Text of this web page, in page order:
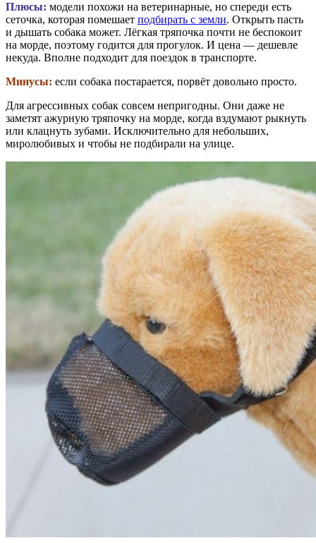
Плюсы: модели похожи на ветеринарные, но спереди есть
сеточка, которая помешает подбирать с земли. Открыть пасть
и дышать собака может. Лёгкая тряпочка почти не беспокоит
на морде, поэтому годится для прогулок. И цена — дешевле
некуда. Вполне подходит для поездок в транспорте.
Минусы: если собака постарается, порвёт довольно просто.
Для агрессивных собак совсем непригодны. Они даже не
заметят ажурную тряпочку на морде, когда вздумают рыкнуть
или клацнуть зубами. Исключительно для небольших,
миролюбивых и чтобы не подбирали на улице.